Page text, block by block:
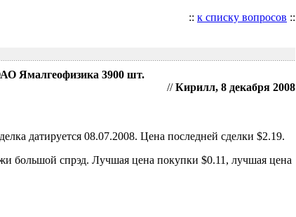
:: к списку вопросов ::
Ямалгеофизика 3900 шт.
//Кирилл, 8 декабря 2008
датируется 08.07.2008. Цена последней сделки $2.19.
большой спрэд. Лучшая цена покупки $0.11, лучшая цена